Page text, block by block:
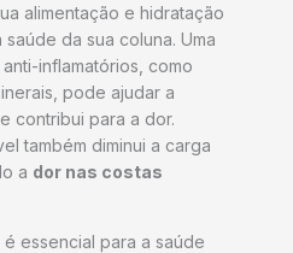
alimentação e hidratação
da sua coluna. Uma
inflamatórios, como
pode ajudar a
contribui para a dor.
também diminui a carga
a dor nas costas
essencial para a saúde